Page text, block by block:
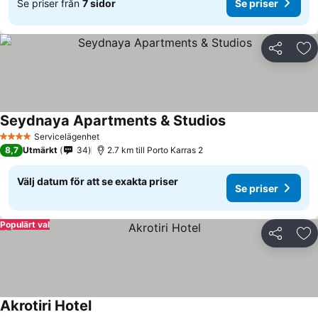
Se priser från 7 sidor Se priser
Dela
4 StjärnorServicelägenhet
Seydnaya Apartments & Studios
8,7 Utmärkt 34 2.7 km till Porto Karras 2
Välj datum för att se exakta priser
Se priser
Dela
Populärt val
Akrotiri Hotel